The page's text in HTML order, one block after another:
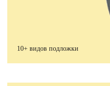
10+ видов подложки